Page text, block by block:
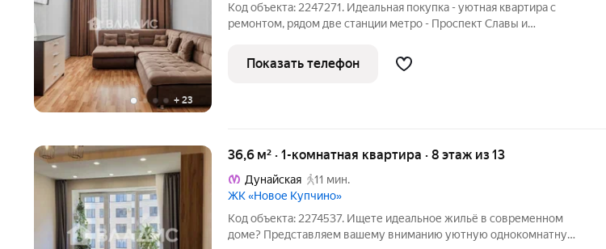
+ 23
Код объекта: 2247271. Идеальная покупка - уютная квартира с
ремонтом, рядом две станции метро - Проспект Славы и
планировка О доме Консьерж + видеонаблюдение Под
управлением ТСЖ Лифт
Показать телефон
36,6 м² · 1-комнатная квартира · 8 этаж из 13
Дунайская
11 мин.
ЖК «Новое Купчино»
Код объекта: 2274537. Ищете идеальное жильё в современном
доме? Представляем вашему вниманию уютную однокомнатную